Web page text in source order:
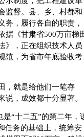
监督。县、乡、村都和
务，履行各自的职责，
据《甘肃省500万亩梯
》，正在组织技术人员
范，为省市年底验收考
就是给他们一笔存
，成效都十分显著。
“十二五”的第二年，
任务的基础上，统筹安